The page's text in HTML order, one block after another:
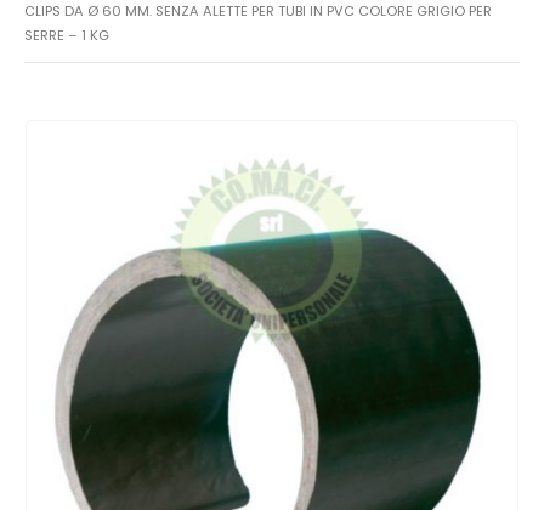
CLIPS DA Ø 60 MM. SENZA ALETTE PER TUBI IN PVC COLORE GRIGIO PER
SERRE – 1 KG